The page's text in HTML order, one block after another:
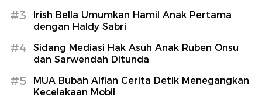
#3
Irish Bella Umumkan Hamil Anak Pertama
dengan Haldy Sabri
#4
Sidang Mediasi Hak Asuh Anak Ruben Onsu
dan Sarwendah Ditunda
#5
MUA Bubah Alfian Cerita Detik Menegangkan
Kecelakaan Mobil